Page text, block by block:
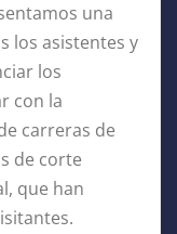
una
los asistentes y
los
con la
carreras de
de corte
que han